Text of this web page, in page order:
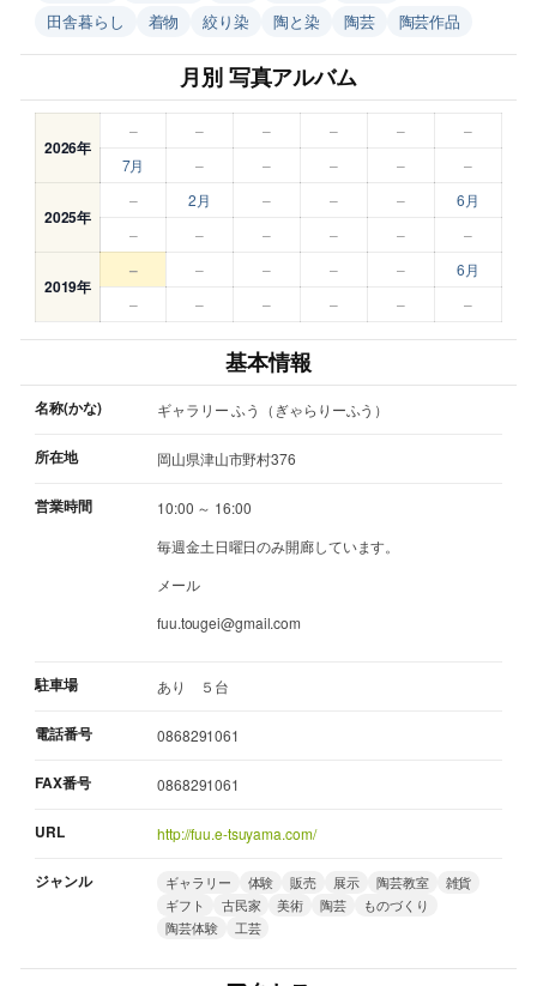
田舎暮らし
着物 絞り染 陶と染 陶芸 陶芸作品
月別 写真アルバム
2026年
– – – – –
–
7月
– – – – –
2025年
– 2月 – – –
6月
–
– – – – –
2019年
– – – – –
6月
–
– – – – –
基本情報
名称(かな) ギャラリー ふう（ぎゃらりーふう）
所在地 岡山県津山市野村376
営業時間
10:00 ～ 16:00
毎週金土日曜日のみ開廊しています。
メール
fuu.tougei@gmail.com
駐車場 あり ５台
電話番号 0868291061
FAX番号 0868291061
URL http://fuu.e-tsuyama.com/
ジャンル ギャラリー 体験 販売 展示 陶芸教室
雑貨
ギフト
古民家 美術 陶芸
ものづくり
陶芸体験
工芸